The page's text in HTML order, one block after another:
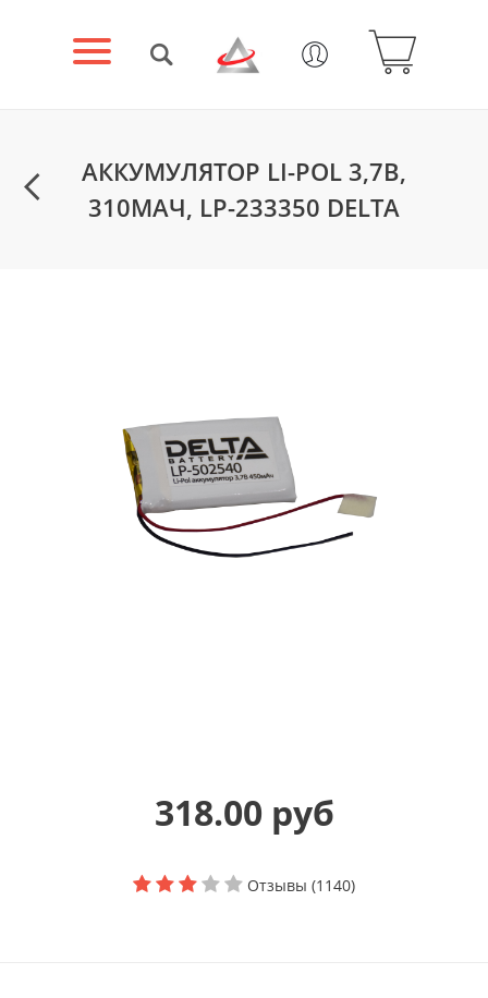
АККУМУЛЯТОР LI-POL 3,7В,
310МАЧ, LP-233350 DELTA
318.00 руб
Отзывы (1140)